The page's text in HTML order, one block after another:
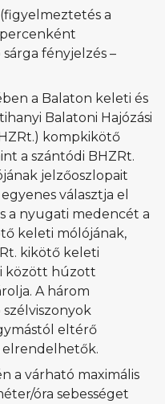
a
fényjelzés –
a Balaton keleti és
Balatoni Hajózási
kompkikötő
a szántódi BHZRt.
jelzőoszlopait
választja el
a nyugati medencét a
keleti mólójának,
kikötő keleti
között húzott
A három
eltérő
elrendelhetők.
a várható maximális
óra sebességet